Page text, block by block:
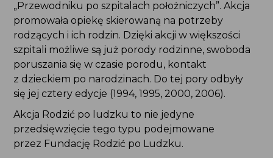
„Przewodniku po szpitalach położniczych”. Akcja
promowała opiekę skierowaną na potrzeby
rodzących i ich rodzin. Dzięki akcji w większości
szpitali możliwe są już porody rodzinne, swoboda
poruszania się w czasie porodu, kontakt
z dzieckiem po narodzinach. Do tej pory odbyły
się jej cztery edycje (1994, 1995, 2000, 2006).
Akcja Rodzić po ludzku to nie jedyne
przedsięwzięcie tego typu podejmowane
przez Fundację Rodzić po Ludzku.